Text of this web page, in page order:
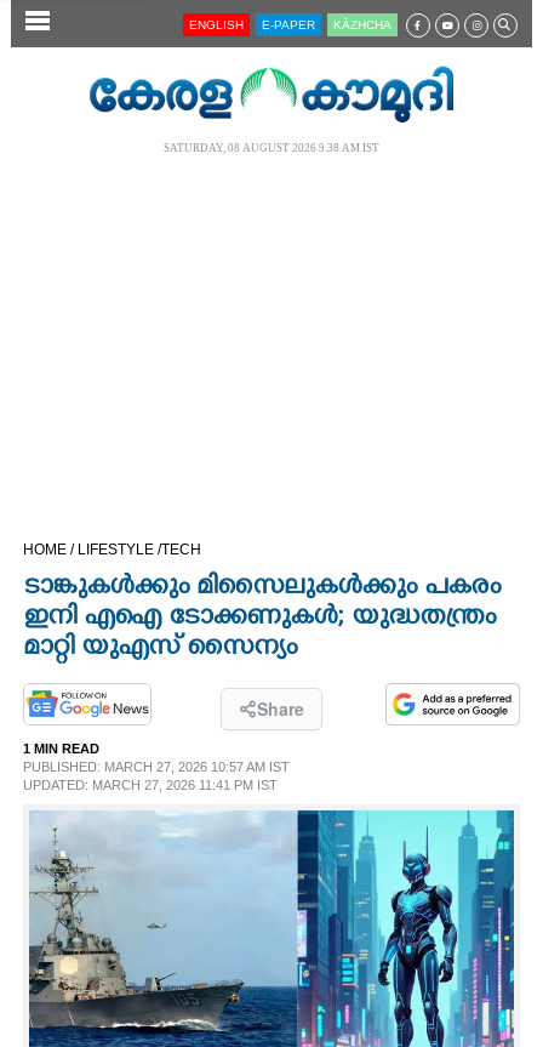
SECTIONS
OPINION
PHOTOS
LIFESTYLE
SPIRITUAL
INFO+
ART
ENGLISH E-PAPER KĀZHCHA
SATURDAY, 08 AUGUST 2026 9.38 AM IST
HOME / LIFESTYLE /TECH
ടാങ്കുകൾക്കും മിസൈലുകൾക്കും പകരം
ഇനി എഐ ടോക്കണുകൾ; യുദ്ധതന്ത്രം
മാറ്റി യുഎസ് സൈന്യം
Share
1 MIN READ
PUBLISHED: MARCH 27, 2026 10:57 AM IST
UPDATED: MARCH 27, 2026 11:41 PM IST